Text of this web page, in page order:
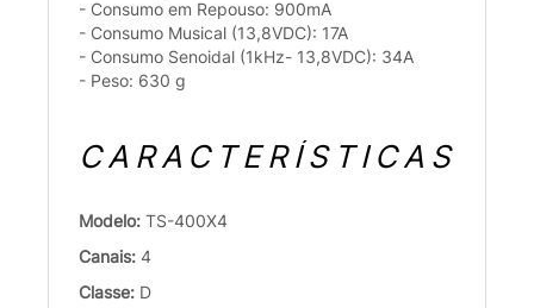
- Consumo em Repouso: 900mA
- Consumo Musical (13,8VDC): 17A
- Consumo Senoidal (1kHz- 13,8VDC): 34A
- Peso: 630 g
CARACTERÍSTICAS
Modelo: TS-400X4
Canais: 4
Classe: D